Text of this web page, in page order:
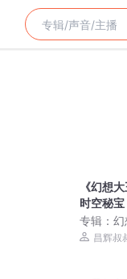
《幻想
时空秘宝
专辑：幻
昌辉叔